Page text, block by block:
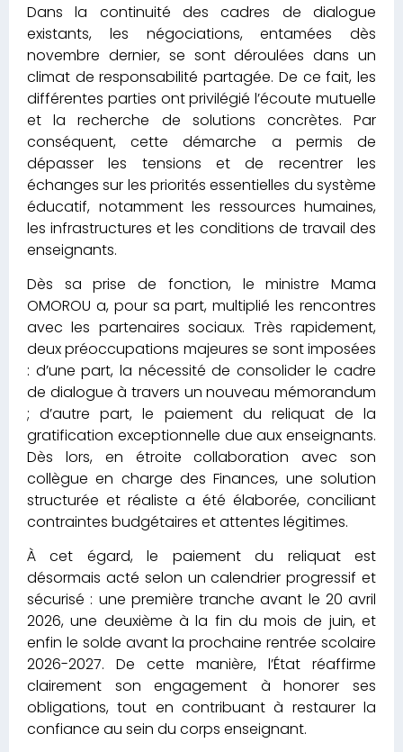
Dans la continuité des cadres de dialogue
existants, les négociations, entamées dès
novembre dernier, se sont déroulées dans un
climat de responsabilité partagée. De ce fait, les
différentes parties ont privilégié l’écoute mutuelle
et la recherche de solutions concrètes. Par
conséquent, cette démarche a permis de
dépasser les tensions et de recentrer les
échanges sur les priorités essentielles du système
éducatif, notamment les ressources humaines,
les infrastructures et les conditions de travail des
enseignants.
Dès sa prise de fonction, le ministre Mama
OMOROU a, pour sa part, multiplié les rencontres
avec les partenaires sociaux. Très rapidement,
deux préoccupations majeures se sont imposées
: d’une part, la nécessité de consolider le cadre
de dialogue à travers un nouveau mémorandum
; d’autre part, le paiement du reliquat de la
gratification exceptionnelle due aux enseignants.
Dès lors, en étroite collaboration avec son
collègue en charge des Finances, une solution
structurée et réaliste a été élaborée, conciliant
contraintes budgétaires et attentes légitimes.
À cet égard, le paiement du reliquat est
désormais acté selon un calendrier progressif et
sécurisé : une première tranche avant le 20 avril
2026, une deuxième à la fin du mois de juin, et
enfin le solde avant la prochaine rentrée scolaire
2026-2027. De cette manière, l’État réaffirme
clairement son engagement à honorer ses
obligations, tout en contribuant à restaurer la
confiance au sein du corps enseignant.